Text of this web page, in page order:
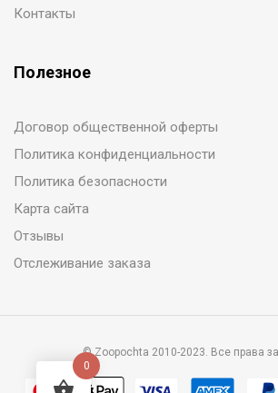
Контакты
Полезное
Договор общественной оферты
Политика конфиденциальности
Политика безопасности
Карта сайта
Отзывы
Отслеживание заказа
© Zoopochta 2010-2023. Все права
0